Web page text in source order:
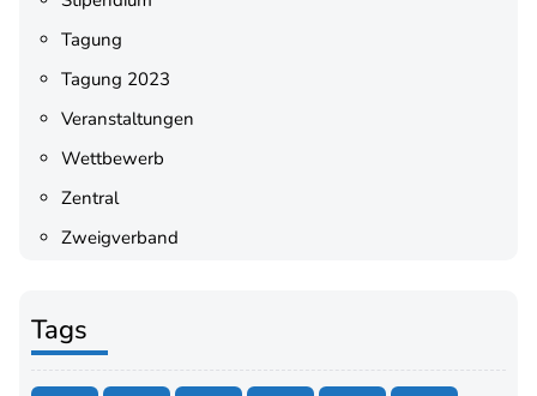
Tagung
Tagung 2023
Veranstaltungen
Wettbewerb
Zentral
Zweigverband
Tags